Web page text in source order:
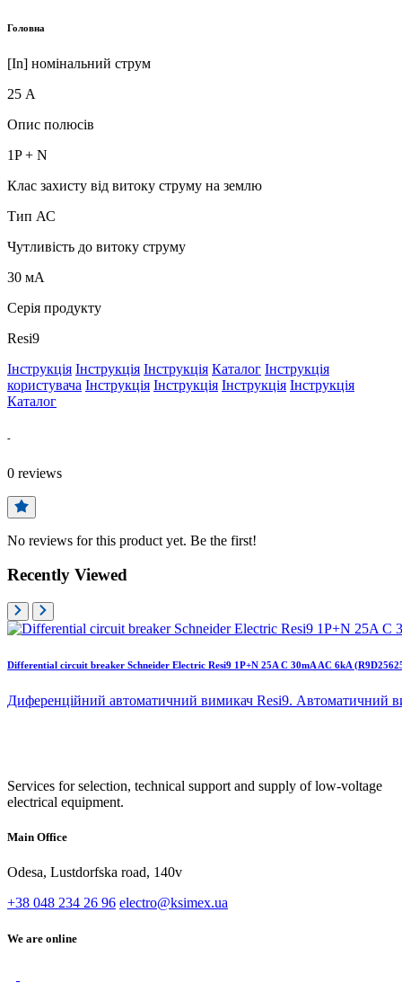
Головна
[In] номінальний струм
25 А
Опис полюсів
1P + N
Клас захисту від витоку струму на землю
Тип АС
Чутливість до витоку струму
30 мА
Серія продукту
Resi9
Інструкція Інструкція Інструкція Каталог Інструкція
користувача Інструкція Інструкція Інструкція Інструкція
Каталог
-
0 reviews
No reviews for this product yet. Be the first!
Recently Viewed
Differential circuit breaker Schneider Electric Resi9 1P+N 25A C 30mA AC 6kA
Диференційний автоматичний вимикач Resi9. Автоматичний
Services for selection, technical support and supply of low-voltage
electrical equipment.
Main Office
Odesa, Lustdorfska road, 140v
+38 048 234 26 96 electro@ksimex.ua
We are online